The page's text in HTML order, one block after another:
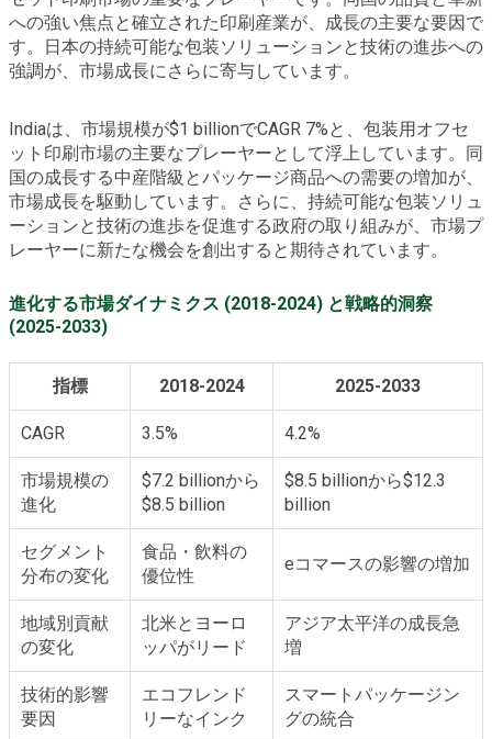
への強い焦点と確立された印刷産業が、成長の主要な要因で
す。日本の持続可能な包装ソリューションと技術の進歩への
強調が、市場成長にさらに寄与しています。
Indiaは、市場規模が$1 billionでCAGR 7%と、包装用オフセ
ット印刷市場の主要なプレーヤーとして浮上しています。同
国の成長する中産階級とパッケージ商品への需要の増加が、
市場成長を駆動しています。さらに、持続可能な包装ソリュ
ーションと技術の進歩を促進する政府の取り組みが、市場プ
レーヤーに新たな機会を創出すると期待されています。
進化する市場ダイナミクス (2018-2024) と戦略的洞察
(2025-2033)
指標 2018-2024 2025-2033
CAGR 3.5% 4.2%
市場規模の
進化
$7.2 billionから
$8.5 billion
$8.5 billionから$12.3
billion
セグメント
分布の変化
食品・飲料の
優位性
eコマースの影響の増加
地域別貢献
の変化
北米とヨーロ
ッパがリード
アジア太平洋の成長急
増
技術的影響
要因
エコフレンド
リーなインク
スマートパッケージン
グの統合